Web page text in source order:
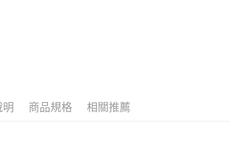
明 商品規格 相關推薦